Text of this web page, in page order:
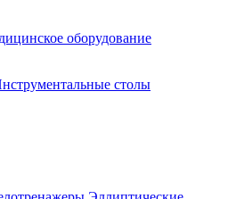
оборудование
столы